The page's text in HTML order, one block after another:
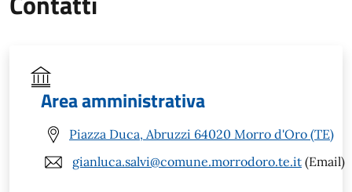
Area amministrativa
Piazza Duca, Abruzzi 64020 Morro d'Oro (TE)
gianluca.salvi@comune.morrodoro.te.it (Email)